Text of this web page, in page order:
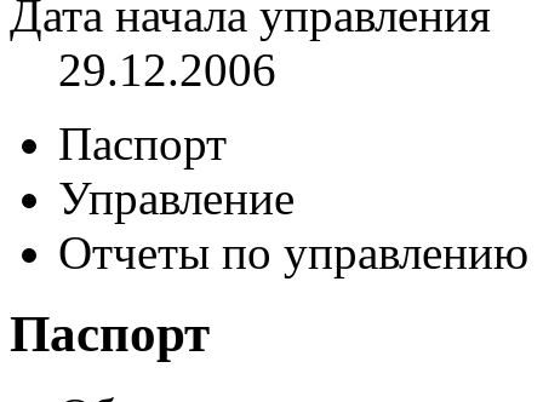
Дата начала управления
29.12.2006
Паспорт
Управление
Отчеты по управлению
Паспорт